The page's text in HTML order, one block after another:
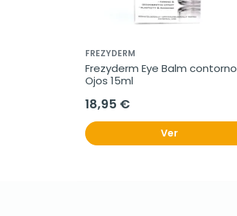
FREZYDERM
Frezyderm Eye Balm contorno
Ojos 15ml
18,95 €
Ver